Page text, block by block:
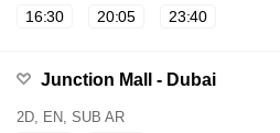
16:30 20:05 23:40
Junction Mall - Dubai
2D, EN, SUB AR